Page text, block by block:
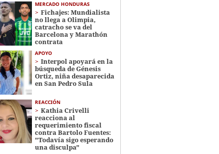
MERCADO HONDURAS
Fichajes: Mundialista
no llega a Olimpia,
catracho se va del
Barcelona y Marathón
contrata
APOYO
Interpol apoyará en la
búsqueda de Génesis
Ortiz, niña desaparecida
en San Pedro Sula
REACCIÓN
Kathia Crivelli
reacciona al
requerimiento fiscal
contra Bartolo Fuentes:
"Todavía sigo esperando
una disculpa"